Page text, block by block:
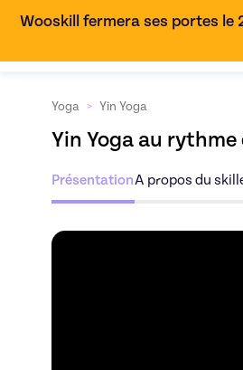
Wooskill fermera ses portes
Yoga > Yin Yoga
Yin Yoga au
PrésentationA propos du